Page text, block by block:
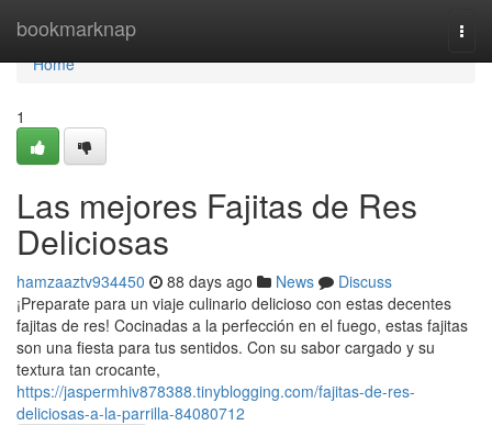
bookmarknap
Home
Home
1
Las mejores Fajitas de Res
Deliciosas
hamzaaztv934450 88 days ago News
Discuss
¡Preparate para un viaje culinario delicioso con estas decentes
fajitas de res! Cocinadas a la perfección en el fuego, estas fajitas
son una fiesta para tus sentidos. Con su sabor cargado y su
textura tan crocante,
https://jaspermhiv878388.tinyblogging.com/fajitas-de-res-
deliciosas-a-la-parrilla-84080712